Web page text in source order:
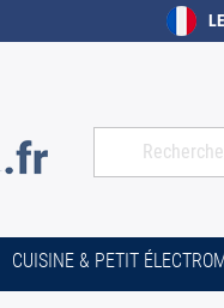
CUISINE & PETIT